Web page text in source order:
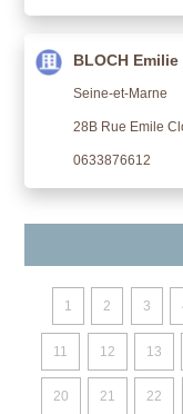
BLOCH Emilie
Seine-et-Marne
28B Rue Emile
0633876612
1 2 3
11 12 13
20 21 22